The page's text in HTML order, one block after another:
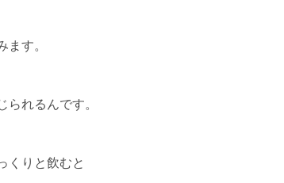
す。
れるんです。
くりと飲むと